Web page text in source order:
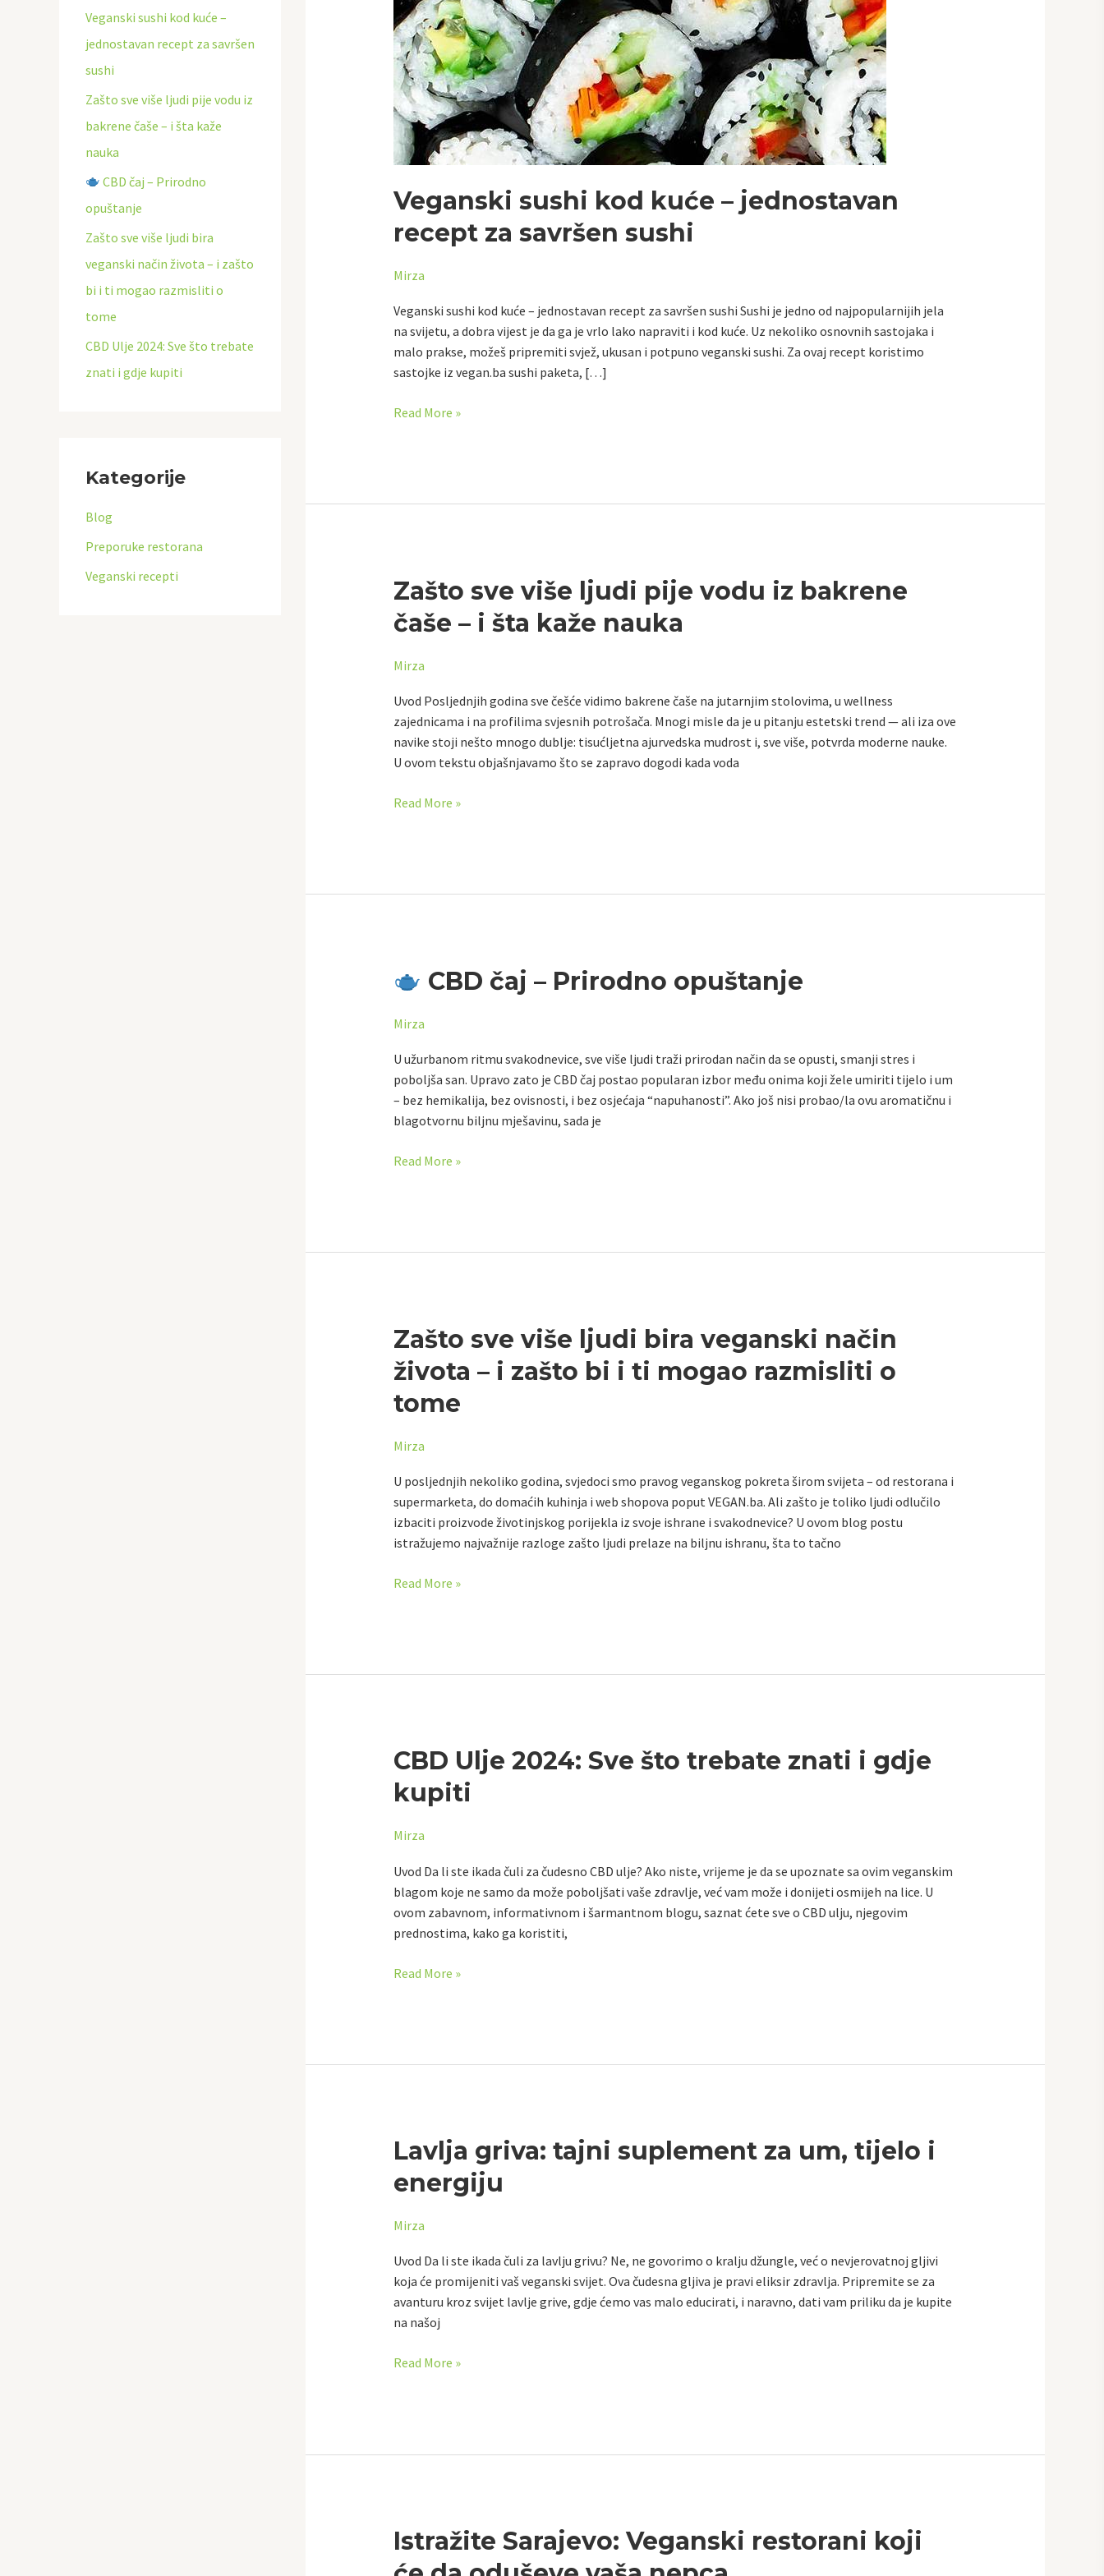
ž
i
:
Veganski sushi kod kuće –
jednostavan recept za savršen
sushi
Zašto sve više ljudi pije vodu iz
bakrene čaše – i šta kaže
nauka
CBD čaj – Prirodno
opuštanje
Zašto sve više ljudi bira
veganski način života – i zašto
bi i ti mogao razmisliti o
tome
CBD Ulje 2024: Sve što trebate
znati i gdje kupiti
Kategorije
Blog
Preporuke restorana
Veganski recepti
Veganski sushi kod kuće – jednostavan
recept za savršen sushi
Mirza
Veganski sushi kod kuće – jednostavan recept za savršen sushi Sushi je jedno od najpopularnijih jela
na svijetu, a dobra vijest je da ga je vrlo lako napraviti i kod kuće. Uz nekoliko osnovnih sastojaka i
malo prakse, možeš pripremiti svjež, ukusan i potpuno veganski sushi. Za ovaj recept koristimo
sastojke iz vegan.ba sushi paketa, […]
recept
za
savršen
sushi
Read More »
Zašto sve više ljudi pije vodu iz bakrene
čaše – i šta kaže nauka
Mirza
Uvod Posljednjih godina sve češće vidimo bakrene čaše na jutarnjim stolovima, u wellness
zajednicama i na profilima svjesnih potrošača. Mnogi misle da je u pitanju estetski trend — ali iza ove
navike stoji nešto mnogo dublje: tisućljetna ajurvedska mudrost i, sve više, potvrda moderne nauke.
U ovom tekstu objašnjavamo što se zapravo dogodi kada voda
Zašto
sve
više
pije
iz
bakrene
čaše
–
šta
Read More »
CBD čaj – Prirodno opuštanje
Mirza
U užurbanom ritmu svakodnevice, sve više ljudi traži prirodan način da se opusti, smanji stres i
poboljša san. Upravo zato je CBD čaj postao popularan izbor među onima koji žele umiriti tijelo i um
– bez hemikalija, bez ovisnosti, i bez osjećaja “napuhanosti”. Ako još nisi probao/la ovu aromatičnu i
blagotvornu biljnu mješavinu, sada je
CBD
Prirodno
opuštanje
Read More »
Zašto sve više ljudi bira veganski način
života – i zašto bi i ti mogao razmisliti o
tome
Mirza
U posljednjih nekoliko godina, svjedoci smo pravog veganskog pokreta širom svijeta – od restorana i
supermarketa, do domaćih kuhinja i web shopova poput VEGAN.ba. Ali zašto je toliko ljudi odlučilo
izbaciti proizvode životinjskog porijekla iz svoje ishrane i svakodnevice? U ovom blog postu
istražujemo najvažnije razloge zašto ljudi prelaze na biljnu ishranu, šta to tačno
Zašto
sve
više
ljudi
bira
način
života
–
i
zašto
iRead More »
CBD Ulje 2024: Sve što trebate znati i gdje
kupiti
Mirza
Uvod Da li ste ikada čuli za čudesno CBD ulje? Ako niste, vrijeme je da se upoznate sa ovim veganskim
blagom koje ne samo da može poboljšati vaše zdravlje, već vam može i donijeti osmijeh na lice. U
ovom zabavnom, informativnom i šarmantnom blogu, saznat ćete sve o CBD ulju, njegovim
prednostima, kako ga koristiti,
CBD
Ulje
2024:
što
znati
i
gdje
kupiti
Read More »
Lavlja griva: tajni suplement za um, tijelo i
energiju
Mirza
Uvod Da li ste ikada čuli za lavlju grivu? Ne, ne govorimo o kralju džungle, već o nevjerovatnoj gljivi
koja će promijeniti vaš veganski svijet. Ova čudesna gljiva je pravi eliksir zdravlja. Pripremite se za
avanturu kroz svijet lavlje grive, gdje ćemo vas malo educirati, i naravno, dati vam priliku da je kupite
na našoj
Lavlja
griva:
tajni
za
tijelo
i
energiju
Read More »
Istražite Sarajevo: Veganski restorani koji
Istražite
Sarajevo: